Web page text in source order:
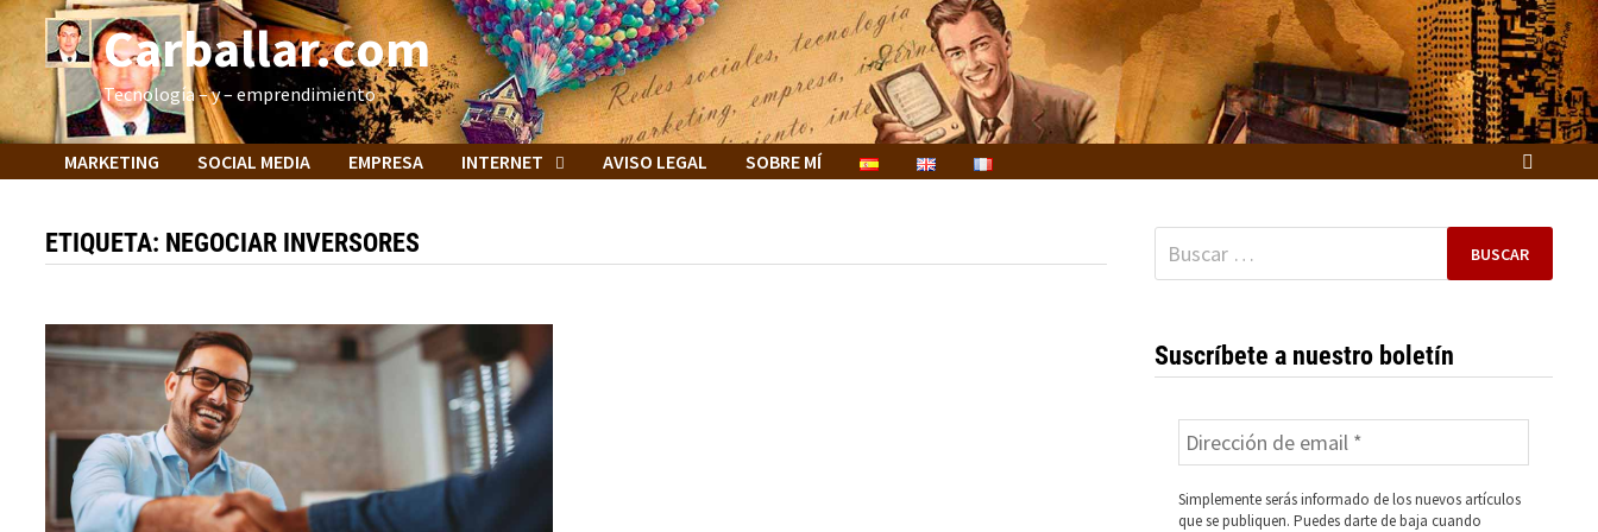
Saltar
contenido Carballar.com
Tecnología – y – emprendimiento
MARKETING SOCIAL MEDIA EMPRESA INTERNET AVISO LEGAL SOBRE MÍ
ETIQUETA: NEGOCIAR INVERSORES Buscar:
Suscríbete a nuestro boletín
Simplemente serás informado de los nuevos artículos
que se publiquen. Puedes darte de baja cuando